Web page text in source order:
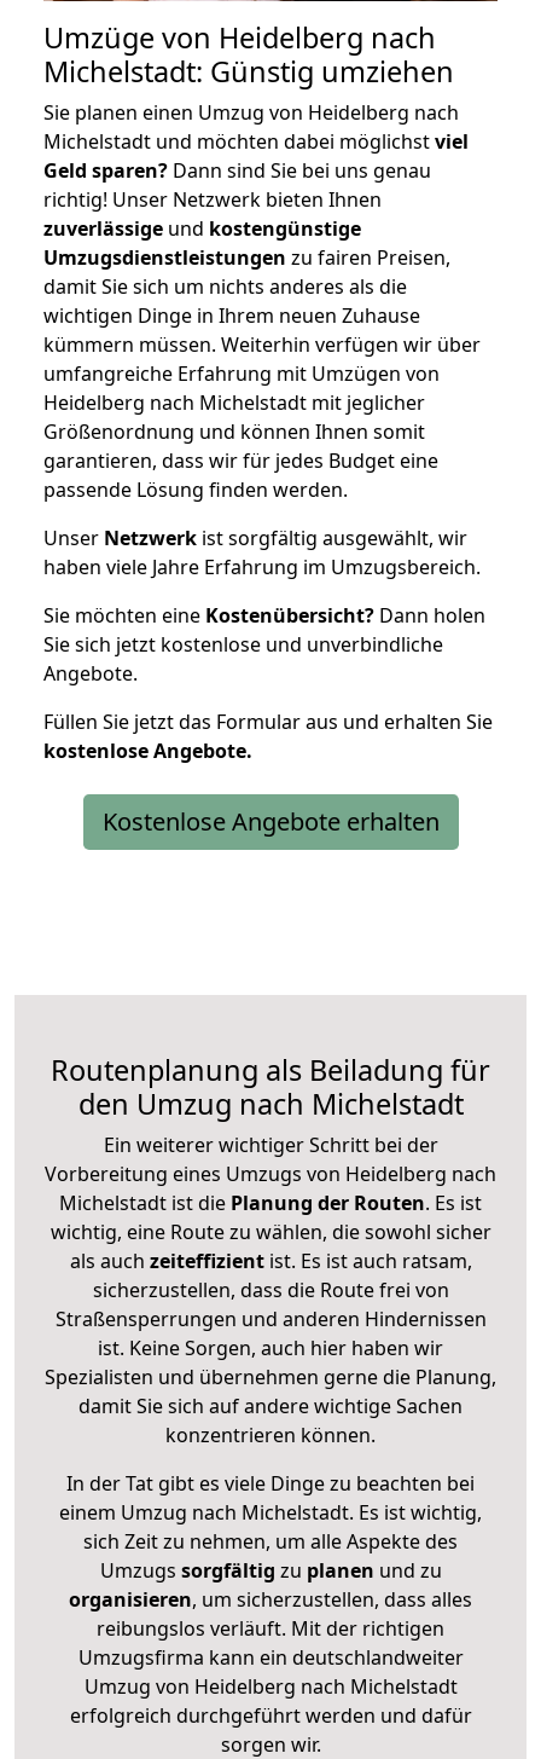
Umzüge von Heidelberg nach
Michelstadt: Günstig umziehen
Sie planen einen Umzug von Heidelberg nach
Michelstadt und möchten dabei möglichstviel
Geld sparen? Dann sind Sie bei uns genau
richtig! Unser Netzwerk bieten Ihnen
zuverlässige und kostengünstige
Umzugsdienstleistungen zu fairen Preisen,
damit Sie sich um nichts anderes als die
wichtigen Dinge in Ihrem neuen Zuhause
kümmern müssen. Weiterhin verfügen wir über
umfangreiche Erfahrung mit Umzügen von
Heidelberg nach Michelstadt mit jeglicher
Größenordnung und können Ihnen somit
garantieren, dass wir für jedes Budget eine
passende Lösung finden werden.
Unser Netzwerk ist sorgfältig ausgewählt, wir
haben viele Jahre Erfahrung im Umzugsbereich.
Sie möchten eine Kostenübersicht? Dann holen
Sie sich jetzt kostenlose und unverbindliche
Angebote.
Füllen Sie jetzt das Formular aus und erhalten Sie
kostenloseAngebote.
Kostenlose Angebote erhalten
Routenplanung als Beiladung für
den Umzug nach Michelstadt
Ein weiterer wichtiger Schritt bei der
Vorbereitung eines Umzugs von Heidelberg nach
Michelstadt ist die Planung der Routen. Es ist
wichtig, eine Route zu wählen, die sowohl sicher
als auch zeiteffizientist. Es ist auch ratsam,
sicherzustellen, dass die Route frei von
Straßensperrungen und anderen Hindernissen
ist. Keine Sorgen, auch hier haben wir
Spezialisten und übernehmen gerne die Planung,
damit Sie sich auf andere wichtige Sachen
konzentrieren können.
In der Tat gibt es viele Dinge zu beachten bei
einem Umzug nach Michelstadt. Es ist wichtig,
sich Zeit zu nehmen, um alle Aspekte des
Umzugs sorgfältig zu planen und zu
organisieren, um sicherzustellen, dass alles
reibungslos verläuft. Mit der richtigen
Umzugsfirma kann ein deutschlandweiter
Umzug von Heidelberg nach Michelstadt
erfolgreich durchgeführt werden und dafür
sorgen wir.